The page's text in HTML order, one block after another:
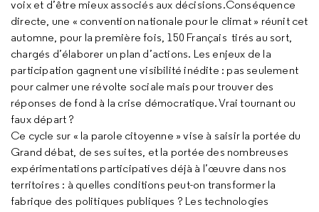
voix et d’être mieux associés aux décisions.Conséquence
directe, une « convention nationale pour le climat » réunit cet
automne, pour la première fois, 150 Français tirés au sort,
chargés d’élaborer un plan d’actions. Les enjeux de la
participation gagnent une visibilité inédite : pas seulement
pour calmer une révolte sociale mais pour trouver des
réponses de fond à la crise démocratique. Vrai tournant ou
faux départ ?
Ce cycle sur « la parole citoyenne » vise à saisir la portée du
Grand débat, de ses suites, et la portée des nombreuses
expérimentations participatives déjà à l’œuvre dans nos
territoires : à quelles conditions peut-on transformer la
fabrique des politiques publiques ? Les technologies